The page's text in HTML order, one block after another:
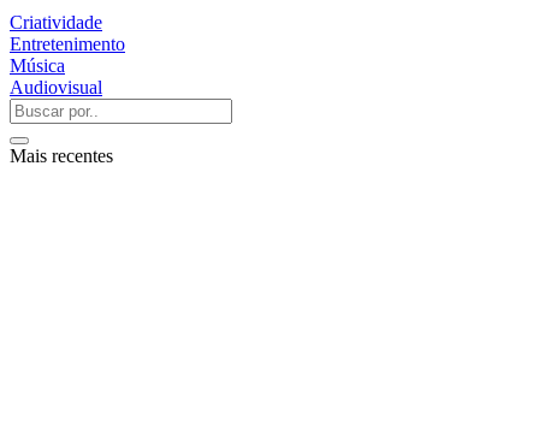
Criatividade
Entretenimento
Música
Audiovisual
Mais recentes